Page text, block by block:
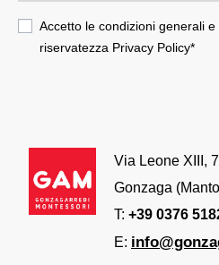
Accetto le condizioni generali e
riservatezza Privacy Policy*
Via Leone XIII,
Gonzaga
T: +39 0376
E: